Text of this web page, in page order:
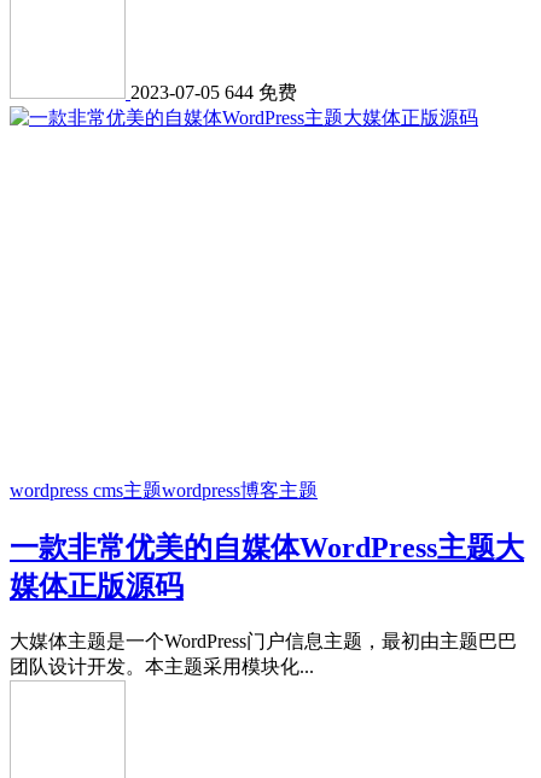
2023-07-05 644 免费
wordpress cms主题wordpress博客主题
一款非常优美的自媒体WordPress主题大
媒体正版源码
大媒体主题是一个WordPress门户信息主题，最初由主题巴巴
团队设计开发。本主题采用模块化...